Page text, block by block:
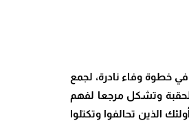
خطوة وفاء نادرة، لجمع
وتشكل مرجعا لفهم
الذين تحالفوا وتكتلوا